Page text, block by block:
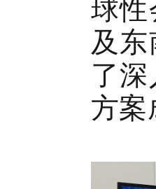
球
及
了
方